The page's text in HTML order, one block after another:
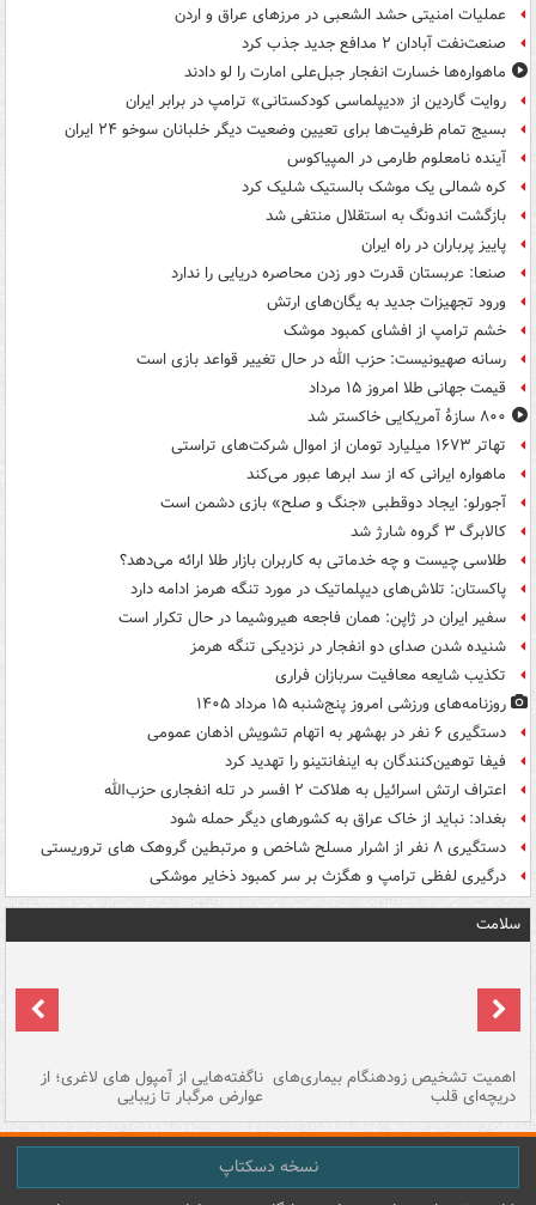
عملیات امنیتی حشد الشعبی در مرزهای عراق و اردن
صنعت‌نفت آبادان ۲ مدافع جدید جذب کرد
ماهواره‌ها خسارت انفجار جبل‌علی امارت را لو دادند
روایت گاردین از «دیپلماسی کودکستانی» ترامپ در برابر ایران
بسیج تمام ظرفیت‌ها برای تعیین وضعیت دیگر خلبانان سوخو ۲۴ ایران
آینده نامعلوم طارمی در المپیاکوس
کره شمالی یک موشک بالستیک شلیک کرد
بازگشت اندونگ به استقلال منتفی شد
پاییز پرباران در راه ایران
صنعا: عربستان قدرت دور زدن محاصره دریایی را ندارد
ورود تجهیزات جدید به یگان‌های ارتش
خشم ترامپ از افشای کمبود موشک
رسانه صهیونیست: حزب الله در حال تغییر قواعد بازی است
قیمت جهانی طلا امروز ۱۵ مرداد
۸۰۰ سازۀ آمریکایی خاکستر شد
تهاتر ۱۶۷۳ میلیارد تومان از اموال شرکت‌های تراستی
ماهواره ایرانی که از سد ابرها عبور می‌کند
آجورلو: ایجاد دوقطبی «جنگ و صلح‌» بازی دشمن است
کالابرگ ۳ گروه شارژ شد
طلاسی چیست و چه خدماتی به کاربران بازار طلا ارائه می‌دهد؟
پاکستان: تلاش‌های دیپلماتیک در مورد تنگه هرمز ادامه دارد
سفیر ایران در ژاپن: همان فاجعه هیروشیما در حال تکرار است
شنیده شدن صدای دو انفجار در نزدیکی تنگه هرمز
تکذیب شایعه معافیت سربازان فراری
روزنامه‌های ورزشی امروز پنج‌شنبه ۱۵ مرداد ۱۴۰۵
دستگیری ۶ نفر در بهشهر به اتهام تشویش اذهان عمومی
فیفا توهین‌کنندگان به اینفانتینو را تهدید کرد
اعتراف ارتش اسرائیل به هلاکت ۲ افسر در تله انفجاری حزب‌الله
بغداد: نباید از خاک عراق به کشورهای دیگر حمله شود
دستگیری ۸ نفر از اشرار مسلح شاخص و مرتبطین گروهک های تروریستی
درگیری لفظی ترامپ و هگزث بر سر کمبود ذخایر موشکی
سلامت
اهمیت تشخیص زودهنگام بیماری‌های
دریچه‌ای قلب
ناگفته‌هایی از آمپول های لاغری؛ از
عوارض مرگبار تا زیبایی
نسخه دسکتاپ